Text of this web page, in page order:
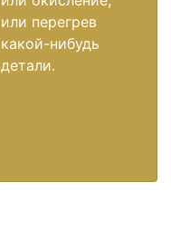
или перегрев
какой-нибудь
детали.